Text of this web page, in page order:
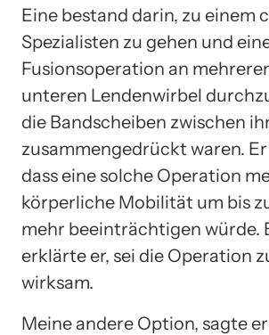
Eine bestand darin, zu einem
Spezialisten zu gehen und
Fusionsoperation an
unteren Lendenwirbel
die Bandscheiben zwischen
zusammengedrückt waren.
dass eine solche Operation
körperliche Mobilität um bis
mehr beeinträchtigen würde.
erklärte er, sei die Operation
wirksam.
Meine andere Option, sagte